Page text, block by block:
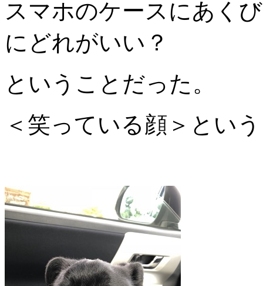
スマホのケースにあく
にどれがいい？
ということだった。
＜笑っている顔＞とい